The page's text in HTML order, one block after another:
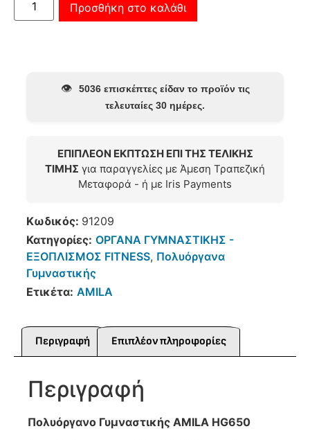
Προσθήκη στο καλάθι
👁️
5036 επισκέπτες είδαν το προϊόν τις
τελευταίες 30 ημέρες.
ΕΠΙΠΛΕΟΝ ΕΚΠΤΩΣΗ ΕΠΙ ΤΗΣ ΤΕΛΙΚΗΣ
ΤΙΜΗΣ για παραγγελίες με Άμεση Τραπεζική
Μεταφορά - ή με Iris Payments
Κωδικός: 91209
Κατηγορίες: ΟΡΓΑΝΑ ΓΥΜΝΑΣΤΙΚΗΣ -
ΕΞΟΠΛΙΣΜΟΣ FITNESS, Πολυόργανα
Γυμναστικής
Ετικέτα: AMILA
Περιγραφή Επιπλέον πληροφορίες
Περιγραφή
Πολυόργανο Γυμναστικής AMILA HG650